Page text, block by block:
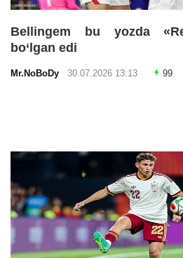
Bellingem bu yozda
bo‘lgan edi
Mr.NoBoDy 30.07.2026 13:13 99